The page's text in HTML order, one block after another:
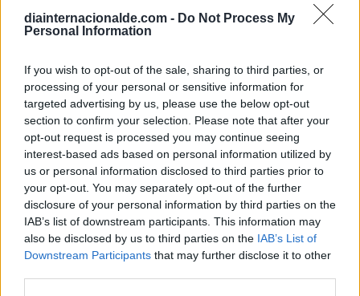
diainternacionalde.com - Do Not Process My
Personal Information
If you wish to opt-out of the sale, sharing to third parties, or
processing of your personal or sensitive information for
targeted advertising by us, please use the below opt-out
section to confirm your selection. Please note that after your
opt-out request is processed you may continue seeing
interest-based ads based on personal information utilized by
us or personal information disclosed to third parties prior to
your opt-out. You may separately opt-out of the further
disclosure of your personal information by third parties on the
IAB’s list of downstream participants. This information may
also be disclosed by us to third parties on the IAB’s List of
Downstream Participants that may further disclose it to other
Calendario Laboral (España) 2026
Calendario Astronómico de 2026
Calendario Lunar
Calendario de Días Internacionales de
2027
Calculadoras
Calcula la diferencia entre fechas
Sumar o restar días o semanas a una
fecha